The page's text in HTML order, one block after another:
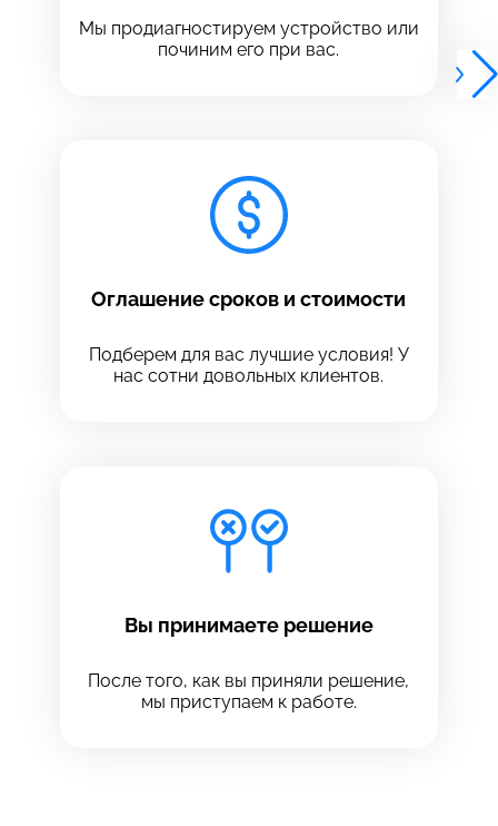
Мы продиагностируем устройство или
починим его при вас.
Оглашение сроков и стоимости
Подберем для вас лучшие условия! У
нас сотни довольных клиентов.
Вы принимаете решение
После того, как вы приняли решение,
мы приступаем к работе.
позвонить
позвонить